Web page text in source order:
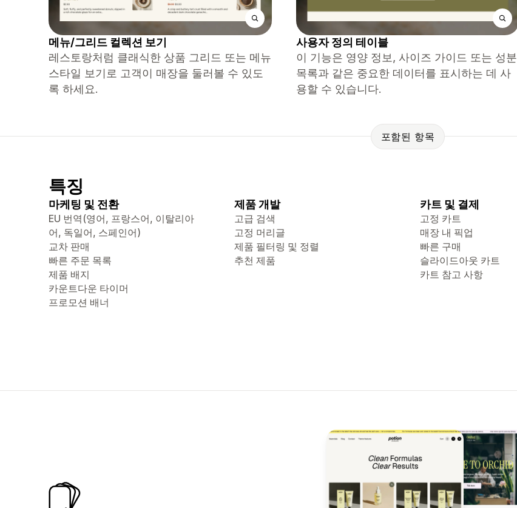
메뉴/그리드 컬렉션 보기
레스토랑처럼 클래식한 상품 그리드 또는 메뉴
스타일 보기로 고객이 매장을 둘러볼 수 있도
록 하세요.
사용자 정의 테이블
이 기능은 영양 정보, 사이즈 가이드 또는 성분
목록과 같은 중요한 데이터를 표시하는 데 사
용할 수 있습니다.
포함된 항목
특징
마케팅 및 전환
EU 번역(영어, 프랑스어, 이탈리아
어, 독일어, 스페인어)
교차 판매
빠른 주문 목록
제품 배지
카운트다운 타이머
프로모션 배너
제품 개발
고급 검색
고정 머리글
제품 필터링 및 정렬
추천 제품
카트 및 결제
고정 카트
매장 내 픽업
빠른 구매
슬라이드아웃 카트
카트 참고 사항